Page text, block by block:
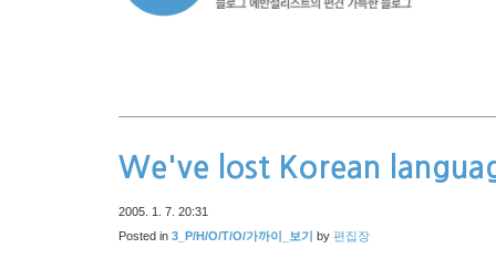
We've lost Korean
2005. 1. 7. 20:31
Posted in 3_P/H/O/T/O/가까이_보기 by 편집장